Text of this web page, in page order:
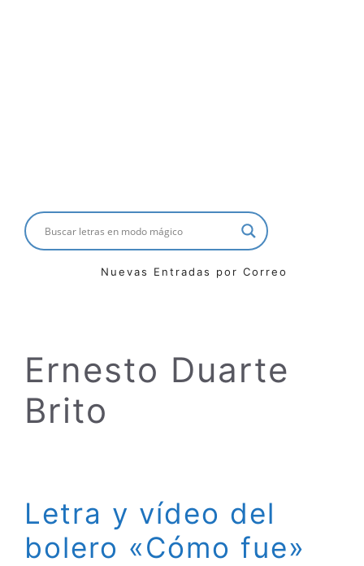
Nuevas Entradas por Correo
Ernesto Duarte
Brito
Letra y vídeo del
bolero «Cómo fue»